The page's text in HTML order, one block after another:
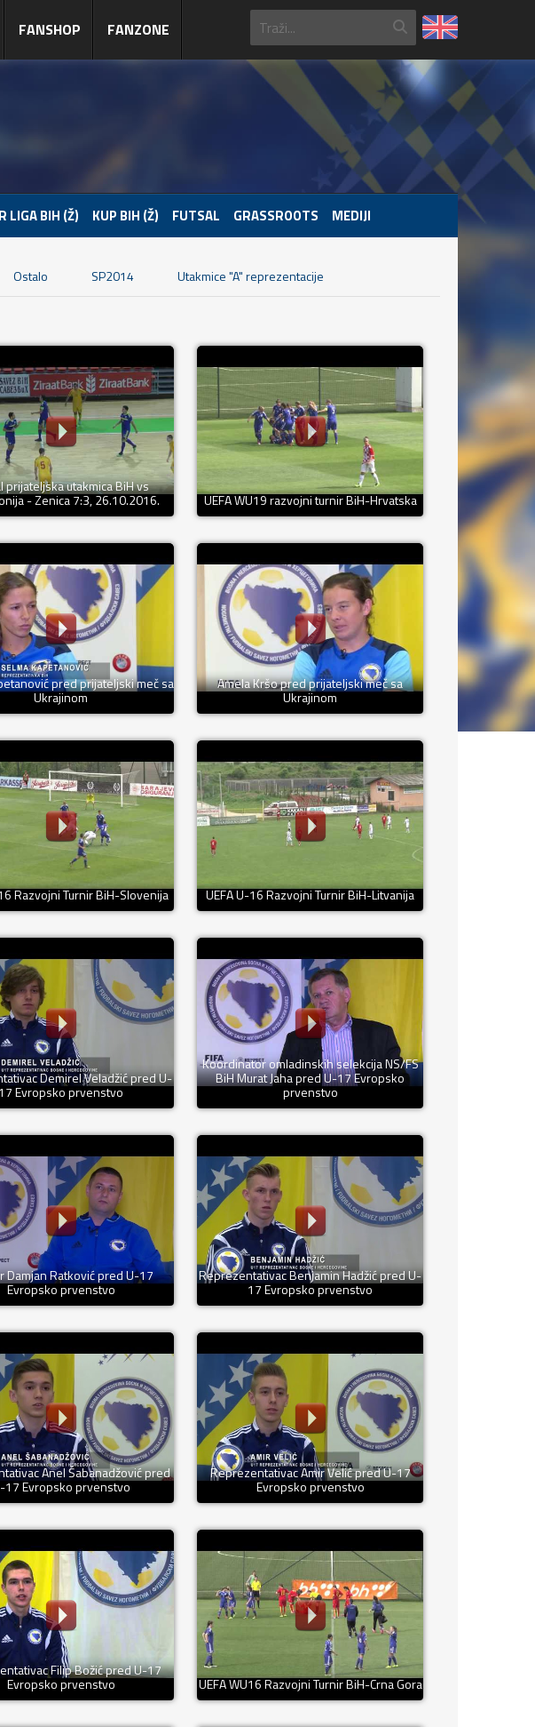
FANSHOP FANZONE
LIGA BIH (Ž) KUP BIH (Ž) FUTSAL GRASSROOTS MEDIJI
Ostalo SP2014 Utakmice "A" reprezentacije
prijateljska utakmica BiH vs
- Zenica 7:3, 26.10.2016. UEFA WU19 razvojni turnir BiH-Hrvatska
pred prijateljski meč sa
Ukrajinom
Amela Kršo pred prijateljski meč sa
Ukrajinom
Razvojni Turnir BiH-Slovenija UEFA U-16 Razvojni Turnir BiH-Litvanija
Demirel Veladžić pred U-
17 Evropsko prvenstvo
Koordinator omladinskih selekcija NS/FS
BiH Murat Jaha pred U-17 Evropsko
prvenstvo
Damjan Ratković pred U-17
Evropsko prvenstvo
Reprezentativac Benjamin Hadžić pred U-
17 Evropsko prvenstvo
Anel Šabanadžović pred
17 Evropsko prvenstvo
Reprezentativac Amir Velić pred U-17
Evropsko prvenstvo
Filip Božić pred U-17
Evropsko prvenstvo UEFA WU16 Razvojni Turnir BiH-Crna Gora